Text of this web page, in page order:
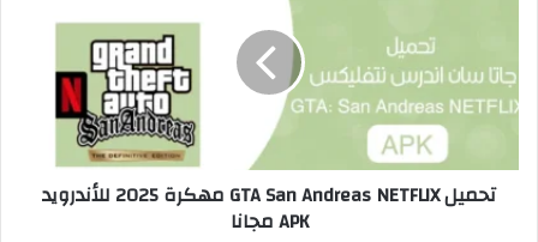
تحميل GTA San Andreas NETFLIX مهكرة 2025 للأندرويد
APK مجانا